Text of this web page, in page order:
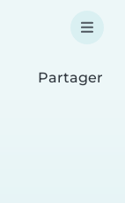
Partager